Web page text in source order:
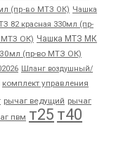
(пр-во МТЗ ОК) Чашка
82 красная 330мл (пр-
МТЗ ОК) Чашка МТЗ МК
(пр-во МТЗ ОК)
Шланг воздушный/
комплект управления
рычаг ведущий рычаг
пвм т25 т40